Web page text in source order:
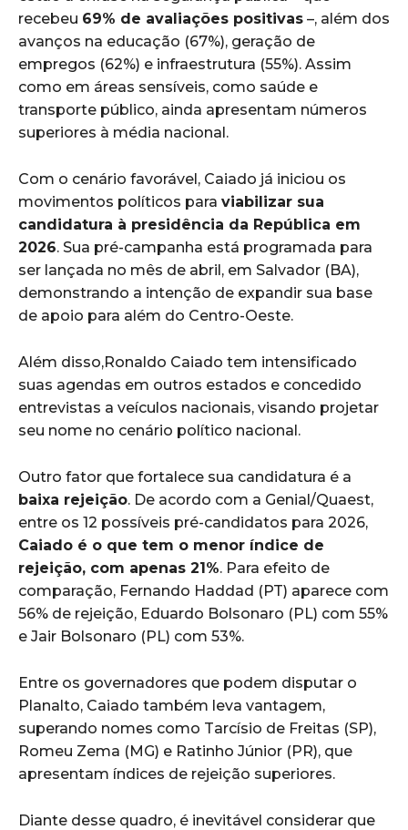
recebeu 69% de avaliações positivas –, além dos
avanços na educação (67%), geração de
empregos (62%) e infraestrutura (55%). Assim
como em áreas sensíveis, como saúde e
transporte público, ainda apresentam números
superiores à média nacional.
Com o cenário favorável, Caiado já iniciou os
movimentos políticos para viabilizar sua
candidatura à presidência da República em
2026. Sua pré-campanha está programada para
ser lançada no mês de abril, em Salvador (BA),
demonstrando a intenção de expandir sua base
de apoio para além do Centro-Oeste.
Além disso,Ronaldo Caiado tem intensificado
suas agendas em outros estados e concedido
entrevistas a veículos nacionais, visando projetar
seu nome no cenário político nacional.
Outro fator que fortalece sua candidatura é a
baixa rejeição. De acordo com a Genial/Quaest,
entre os 12 possíveis pré-candidatos para 2026,
Caiado é o que tem o menor índice de
rejeição, com apenas 21%. Para efeito de
comparação, Fernando Haddad (PT) aparece com
56% de rejeição, Eduardo Bolsonaro (PL) com 55%
e Jair Bolsonaro (PL) com 53%.
Entre os governadores que podem disputar o
Planalto, Caiado também leva vantagem,
superando nomes como Tarcísio de Freitas (SP),
Romeu Zema (MG) e Ratinho Júnior (PR), que
apresentam índices de rejeição superiores.
Diante desse quadro, é inevitável considerar que